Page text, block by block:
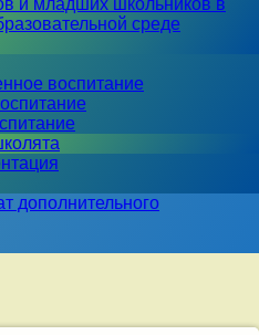
и младших школьников в
среде
воспитание
дополнительного